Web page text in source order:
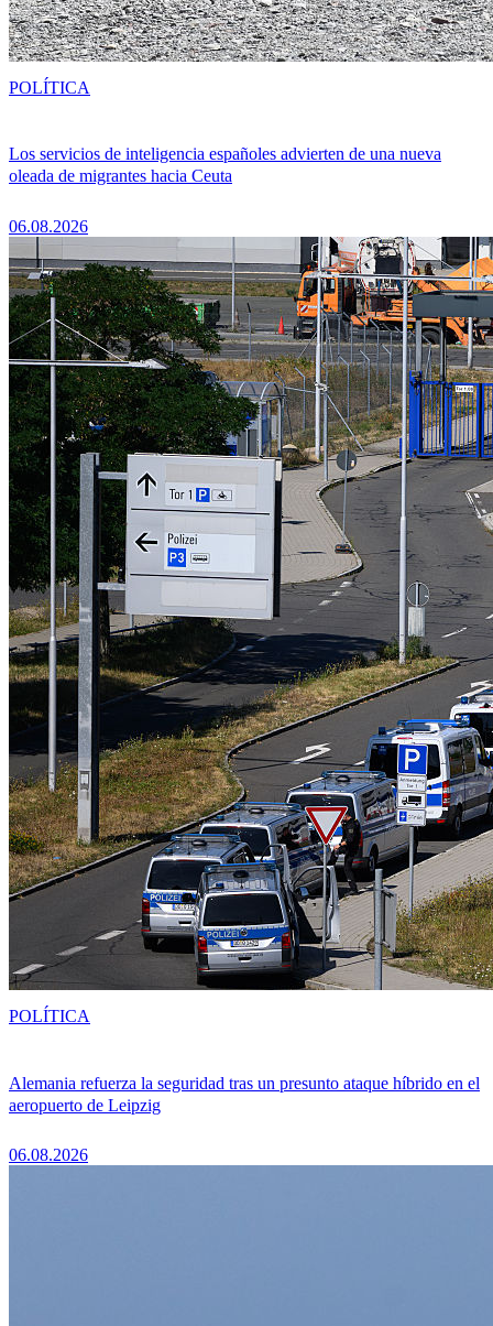
Los servicios de inteligencia españoles advierten de una nueva
oleada de migrantes hacia Ceuta
06.08.2026
POLÍTICA
Alemania refuerza la seguridad tras un presunto ataque híbrido en el
aeropuerto de Leipzig
06.08.2026
POLÍTICA